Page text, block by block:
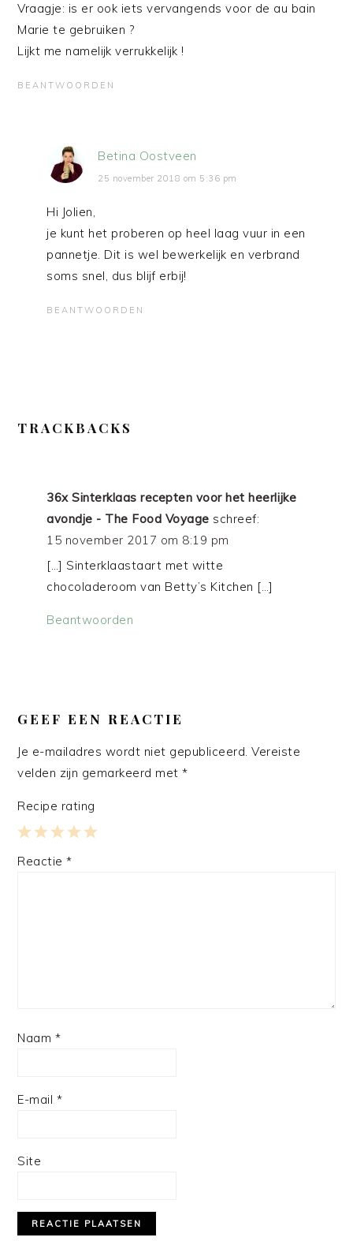
Vraagje: is er ook iets vervangends voor de au bain
Marie te gebruiken ?
Lijkt me namelijk verrukkelijk !
BEANTWOORDEN
Betina Oostveen
25 november 2018 om 5:36 pm
Hi Jolien,
je kunt het proberen op heel laag vuur in een
pannetje. Dit is wel bewerkelijk en verbrand
soms snel, dus blijf erbij!
BEANTWOORDEN
TRACKBACKS
36x Sinterklaas recepten voor het heerlijke
avondje - The Food Voyage schreef:
15 november 2017 om 8:19 pm
[…] Sinterklaastaart met witte
chocoladeroom van Betty’s Kitchen […]
Beantwoorden
GEEF EEN REACTIE
Je e-mailadres wordt niet gepubliceerd. Vereiste
velden zijn gemarkeerd met*
Recipe rating
4
3
2
1
Reactie*
Naam *
E-mail *
Site